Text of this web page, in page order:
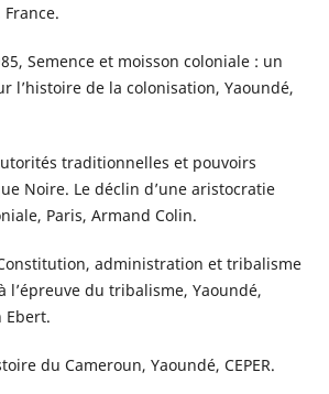
Semence et moisson coloniale : un
l’histoire de la colonisation, Yaoundé,
traditionnelles et pouvoirs
Noire. Le déclin d’une aristocratie
Paris, Armand Colin.
administration et tribalisme
l’épreuve du tribalisme, Yaoundé,
Ebert.
du Cameroun, Yaoundé, CEPER.